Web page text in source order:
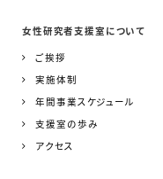
女性研究者支援室について
ご挨拶
実施体制
年間事業スケジュール
支援室の歩み
アクセス